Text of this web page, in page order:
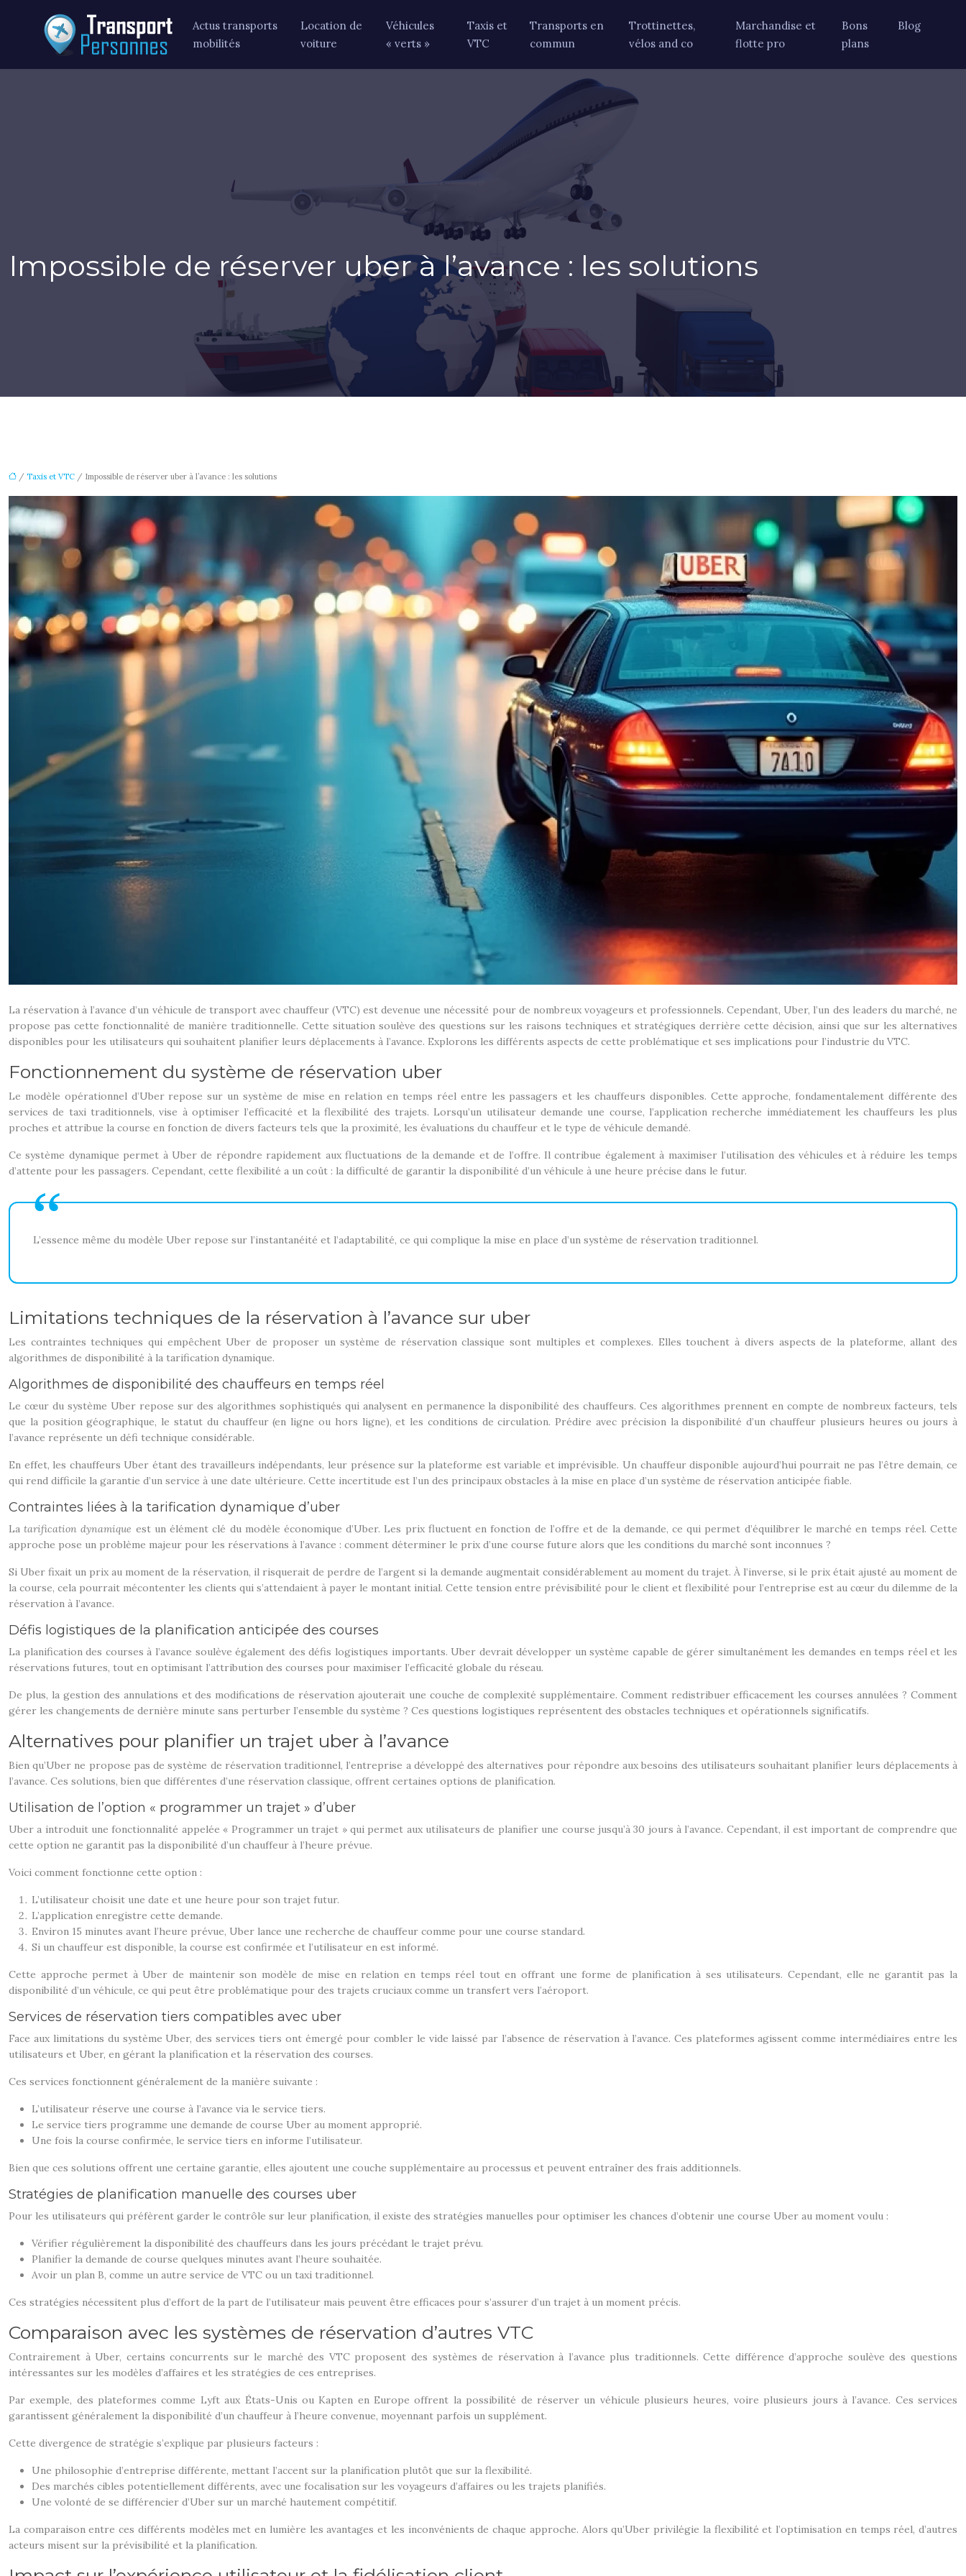
Actus transports
mobilités
Location de
voiture
Véhicules
« verts »
Taxis et
VTC
Transports en
commun
Trottinettes,
vélos and co
Marchandise et
flotte pro
Bons
plans
Blog
Impossible de réserver uber à l’avance : les solutions
/ Taxis et VTC / Impossible de réserver uber à l’avance : les solutions
La réservation à l’avance d’un véhicule de transport avec chauffeur (VTC) est devenue une nécessité pour de nombreux voyageurs et professionnels. Cependant, Uber, l’un des leaders du marché, ne
propose pas cette fonctionnalité de manière traditionnelle. Cette situation soulève des questions sur les raisons techniques et stratégiques derrière cette décision, ainsi que sur les alternatives
disponibles pour les utilisateurs qui souhaitent planifier leurs déplacements à l’avance. Explorons les différents aspects de cette problématique et ses implications pour l’industrie du VTC.
Fonctionnement du système de réservation uber
Le modèle opérationnel d’Uber repose sur un système de mise en relation en temps réel entre les passagers et les chauffeurs disponibles. Cette approche, fondamentalement différente des
services de taxi traditionnels, vise à optimiser l’efficacité et la flexibilité des trajets. Lorsqu’un utilisateur demande une course, l’application recherche immédiatement les chauffeurs les plus
proches et attribue la course en fonction de divers facteurs tels que la proximité, les évaluations du chauffeur et le type de véhicule demandé.
Ce système dynamique permet à Uber de répondre rapidement aux fluctuations de la demande et de l’offre. Il contribue également à maximiser l’utilisation des véhicules et à réduire les temps
d’attente pour les passagers. Cependant, cette flexibilité a un coût : la difficulté de garantir la disponibilité d’un véhicule à une heure précise dans le futur.
L’essence même du modèle Uber repose sur l’instantanéité et l’adaptabilité, ce qui complique la mise en place d’un système de réservation traditionnel.
Limitations techniques de la réservation à l’avance sur uber
Les contraintes techniques qui empêchent Uber de proposer un système de réservation classique sont multiples et complexes. Elles touchent à divers aspects de la plateforme, allant des
algorithmes de disponibilité à la tarification dynamique.
Algorithmes de disponibilité des chauffeurs en temps réel
Le cœur du système Uber repose sur des algorithmes sophistiqués qui analysent en permanence la disponibilité des chauffeurs. Ces algorithmes prennent en compte de nombreux facteurs, tels
que la position géographique, le statut du chauffeur (en ligne ou hors ligne), et les conditions de circulation. Prédire avec précision la disponibilité d’un chauffeur plusieurs heures ou jours à
l’avance représente un défi technique considérable.
En effet, les chauffeurs Uber étant des travailleurs indépendants, leur présence sur la plateforme est variable et imprévisible. Un chauffeur disponible aujourd’hui pourrait ne pas l’être demain, ce
qui rend difficile la garantie d’un service à une date ultérieure. Cette incertitude est l’un des principaux obstacles à la mise en place d’un système de réservation anticipée fiable.
Contraintes liées à la tarification dynamique d’uber
Latarification dynamique est un élément clé du modèle économique d’Uber. Les prix fluctuent en fonction de l’offre et de la demande, ce qui permet d’équilibrer le marché en temps réel. Cette
approche pose un problème majeur pour les réservations à l’avance : comment déterminer le prix d’une course future alors que les conditions du marché sont inconnues ?
Si Uber fixait un prix au moment de la réservation, il risquerait de perdre de l’argent si la demande augmentait considérablement au moment du trajet. À l’inverse, si le prix était ajusté au moment de
la course, cela pourrait mécontenter les clients qui s’attendaient à payer le montant initial. Cette tension entre prévisibilité pour le client et flexibilité pour l’entreprise est au cœur du dilemme de la
réservation à l’avance.
Défis logistiques de la planification anticipée des courses
La planification des courses à l’avance soulève également des défis logistiques importants. Uber devrait développer un système capable de gérer simultanément les demandes en temps réel et les
réservations futures, tout en optimisant l’attribution des courses pour maximiser l’efficacité globale du réseau.
De plus, la gestion des annulations et des modifications de réservation ajouterait une couche de complexité supplémentaire. Comment redistribuer efficacement les courses annulées ? Comment
gérer les changements de dernière minute sans perturber l’ensemble du système ? Ces questions logistiques représentent des obstacles techniques et opérationnels significatifs.
Alternatives pour planifier un trajet uber à l’avance
Bien qu’Uber ne propose pas de système de réservation traditionnel, l’entreprise a développé des alternatives pour répondre aux besoins des utilisateurs souhaitant planifier leurs déplacements à
l’avance. Ces solutions, bien que différentes d’une réservation classique, offrent certaines options de planification.
Utilisation de l’option « programmer un trajet » d’uber
Uber a introduit une fonctionnalité appelée « Programmer un trajet » qui permet aux utilisateurs de planifier une course jusqu’à 30 jours à l’avance. Cependant, il est important de comprendre que
cette option ne garantit pas la disponibilité d’un chauffeur à l’heure prévue.
Voici comment fonctionne cette option :
L’utilisateur choisit une date et une heure pour son trajet futur.
L’application enregistre cette demande.
Environ 15 minutes avant l’heure prévue, Uber lance une recherche de chauffeur comme pour une course standard.
Si un chauffeur est disponible, la course est confirmée et l’utilisateur en est informé.
Cette approche permet à Uber de maintenir son modèle de mise en relation en temps réel tout en offrant une forme de planification à ses utilisateurs. Cependant, elle ne garantit pas la
disponibilité d’un véhicule, ce qui peut être problématique pour des trajets cruciaux comme un transfert vers l’aéroport.
Services de réservation tiers compatibles avec uber
Face aux limitations du système Uber, des services tiers ont émergé pour combler le vide laissé par l’absence de réservation à l’avance. Ces plateformes agissent comme intermédiaires entre les
utilisateurs et Uber, en gérant la planification et la réservation des courses.
Ces services fonctionnent généralement de la manière suivante :
L’utilisateur réserve une course à l’avance via le service tiers.
Le service tiers programme une demande de course Uber au moment approprié.
Une fois la course confirmée, le service tiers en informe l’utilisateur.
Bien que ces solutions offrent une certaine garantie, elles ajoutent une couche supplémentaire au processus et peuvent entraîner des frais additionnels.
Stratégies de planification manuelle des courses uber
Pour les utilisateurs qui préfèrent garder le contrôle sur leur planification, il existe des stratégies manuelles pour optimiser les chances d’obtenir une course Uber au moment voulu :
Vérifier régulièrement la disponibilité des chauffeurs dans les jours précédant le trajet prévu.
Planifier la demande de course quelques minutes avant l’heure souhaitée.
Avoir un plan B, comme un autre service de VTC ou un taxi traditionnel.
Ces stratégies nécessitent plus d’effort de la part de l’utilisateur mais peuvent être efficaces pour s’assurer d’un trajet à un moment précis.
Comparaison avec les systèmes de réservation d’autres VTC
Contrairement à Uber, certains concurrents sur le marché des VTC proposent des systèmes de réservation à l’avance plus traditionnels. Cette différence d’approche soulève des questions
intéressantes sur les modèles d’affaires et les stratégies de ces entreprises.
Par exemple, des plateformes comme Lyft aux États-Unis ou Kapten en Europe offrent la possibilité de réserver un véhicule plusieurs heures, voire plusieurs jours à l’avance. Ces services
garantissent généralement la disponibilité d’un chauffeur à l’heure convenue, moyennant parfois un supplément.
Cette divergence de stratégie s’explique par plusieurs facteurs :
Une philosophie d’entreprise différente, mettant l’accent sur la planification plutôt que sur la flexibilité.
Des marchés cibles potentiellement différents, avec une focalisation sur les voyageurs d’affaires ou les trajets planifiés.
Une volonté de se différencier d’Uber sur un marché hautement compétitif.
La comparaison entre ces différents modèles met en lumière les avantages et les inconvénients de chaque approche. Alors qu’Uber privilégie la flexibilité et l’optimisation en temps réel, d’autres
acteurs misent sur la prévisibilité et la planification.